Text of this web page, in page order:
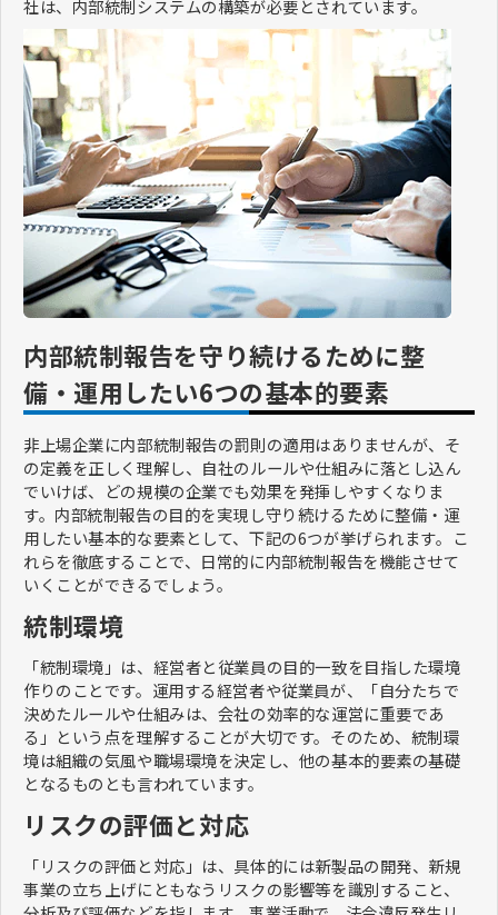
社は、内部統制システムの構築が必要とされています。
内部統制報告を守り続けるために整
備・運用したい6つの基本的要素
非上場企業に内部統制報告の罰則の適用はありませんが、そ
の定義を正しく理解し、自社のルールや仕組みに落とし込ん
でいけば、どの規模の企業でも効果を発揮しやすくなりま
す。内部統制報告の目的を実現し守り続けるために整備・運
用したい基本的な要素として、下記の6つが挙げられます。こ
れらを徹底することで、日常的に内部統制報告を機能させて
いくことができるでしょう。
統制環境
「統制環境」は、経営者と従業員の目的一致を目指した環境
作りのことです。運用する経営者や従業員が、「自分たちで
決めたルールや仕組みは、会社の効率的な運営に重要であ
る」という点を理解することが大切です。そのため、統制環
境は組織の気風や職場環境を決定し、他の基本的要素の基礎
となるものとも言われています。
リスクの評価と対応
「リスクの評価と対応」は、具体的には新製品の開発、新規
事業の立ち上げにともなうリスクの影響等を識別すること、